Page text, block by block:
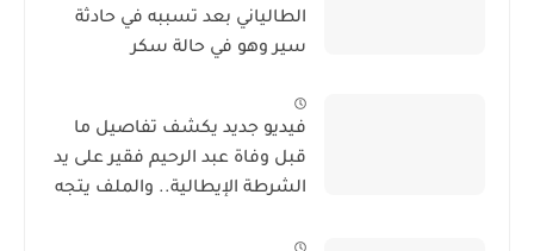
الطالياني بعد تسببه في حادثة
سير وهو في حالة سكر
فيديو جديد يكشف تفاصيل ما
قبل وفاة عبد الرحيم فقير على يد
الشرطة الإيطالية.. والملف يتجه